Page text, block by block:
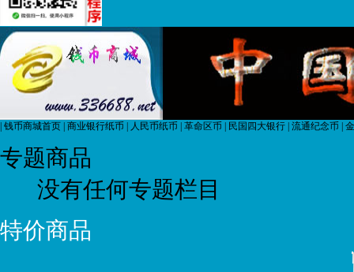
钱币商城首页 商业银行纸币 人民币纸币 革命区币 民国四大银行 流通纪念币
专题商品
没有任何专题栏目
特价商品